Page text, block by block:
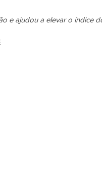
e ajudou a elevar o índice